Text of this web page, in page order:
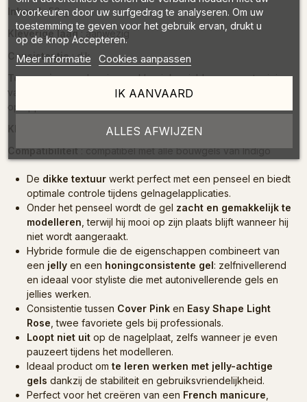
Inhoud: 50 g
Kleverige laag
: aanwezig
Consistentie: dik
Toepassing: verlenging op klassieke sjablonen, versteviging
van de natuurlijke nagelplaat, opvullen van de uitgroei, styling
Compatibiliteit: compatibel met alle bouwgels van Indigo
De dikke textuurwerkt perfect met een penseel en biedt
optimale controle tijdens gelnagelapplicaties.
Onder het penseel wordt de gel zacht en gemakkelijk te
modelleren , terwijl hij mooi op zijn plaats blijft wanneer hij
niet wordt aangeraakt.
Hybride formule die de eigenschappen combineert van
een jellyen een honingconsistente gel: zelfnivellerend
en ideaal voor styliste die met autonivellerende gels en
jellies werken.
Consistentie tussen Cover Pinken Easy Shape Light
Rose , twee favoriete gels bij professionals.
Loopt niet uitop de nagelplaat, zelfs wanneer je even
pauzeert tijdens het modelleren.
Ideaal product om te leren werken met jelly-achtige
gels dankzij de stabiliteit en gebruiksvriendelijkheid.
Perfect voor het creëren van een French manicure
voorkeuren door uw surfgedrag te analyseren. Om uw
toestemming te geven voor het gebruik ervan, drukt u
op de knop Accepteren.
Meer informatie Cookies aanpassen
ALLES AFWIJZEN
IK AANVAARD